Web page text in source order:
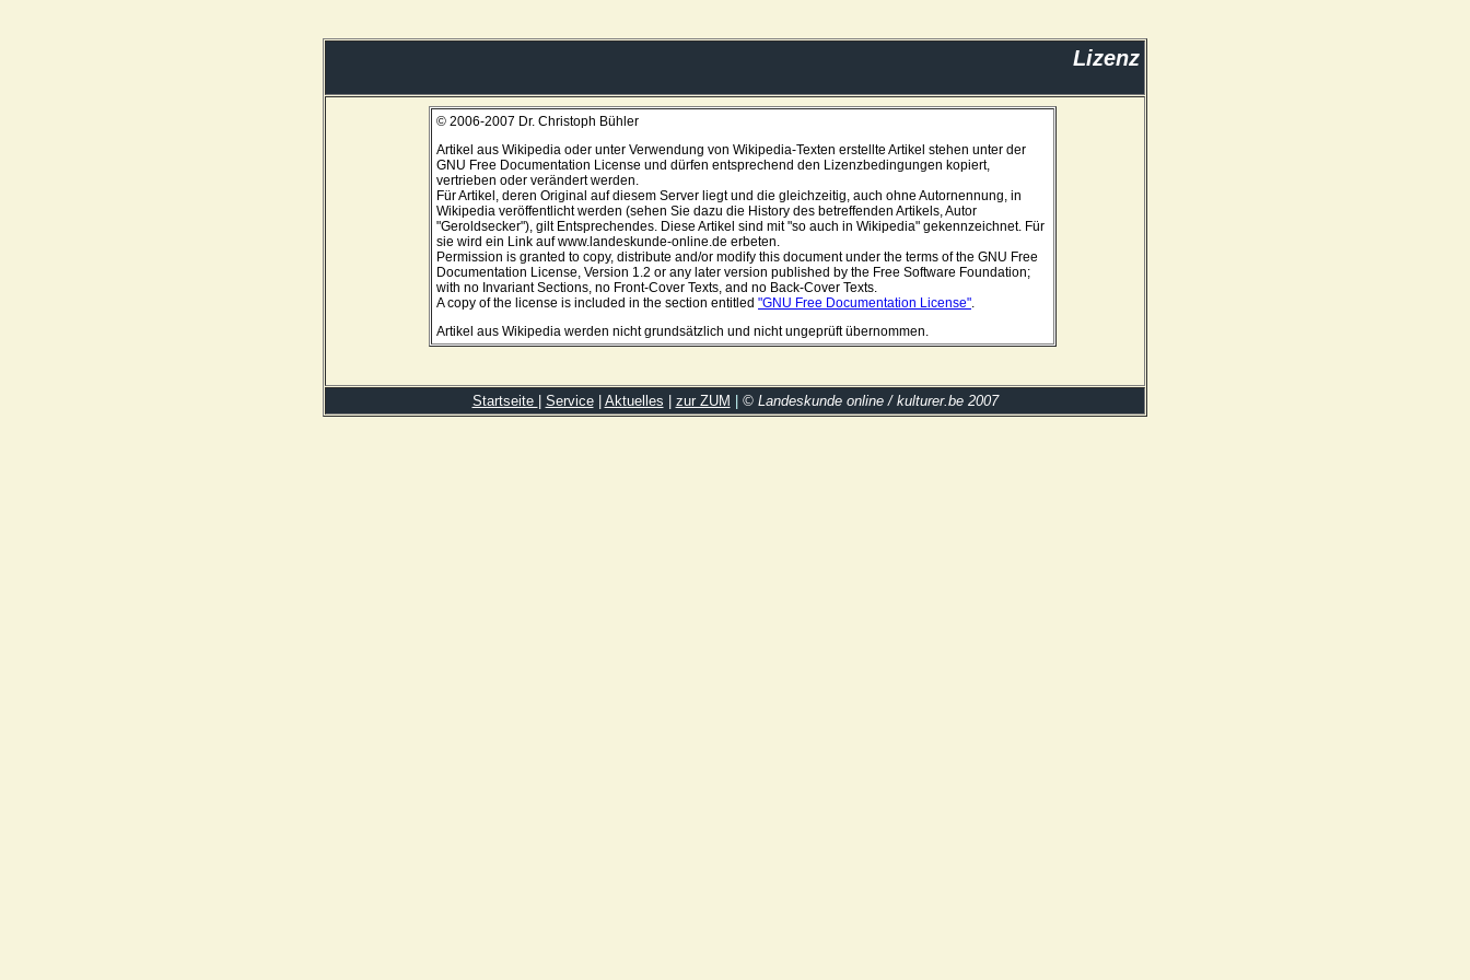
Lizenz
© 2006-2007 Dr. Christoph Bühler
Artikel aus Wikipedia oder unter Verwendung von Wikipedia-Texten erstellte Artikel stehen unter der
GNU Free Documentation License und dürfen entsprechend den Lizenzbedingungen kopiert,
vertrieben oder verändert werden.
Für Artikel, deren Original auf diesem Server liegt und die gleichzeitig, auch ohne Autornennung, in
Wikipedia veröffentlicht werden (sehen Sie dazu die History des betreffenden Artikels, Autor
"Geroldsecker"), gilt Entsprechendes. Diese Artikel sind mit "so auch in Wikipedia" gekennzeichnet. Für
sie wird ein Link auf www.landeskunde-online.de erbeten.
Permission is granted to copy, distribute and/or modify this document under the terms of the GNU Free
Documentation License, Version 1.2 or any later version published by the Free Software Foundation;
with no Invariant Sections, no Front-Cover Texts, and no Back-Cover Texts.
A copy of the license is included in the section entitled "GNU Free Documentation License".
Artikel aus Wikipedia werden nicht grundsätzlich und nicht ungeprüft übernommen.
Startseite Service Aktuelles zur ZUM © Landeskunde online / kulturer.be 2007